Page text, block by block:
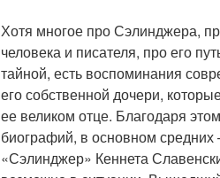
Хотя многое про Сэлинджера,
человека и писателя, про его
тайной, есть воспоминания
его собственной дочери,
ее великом отце. Благодаря
биографий, в основном
«Сэлинджер» Кеннета